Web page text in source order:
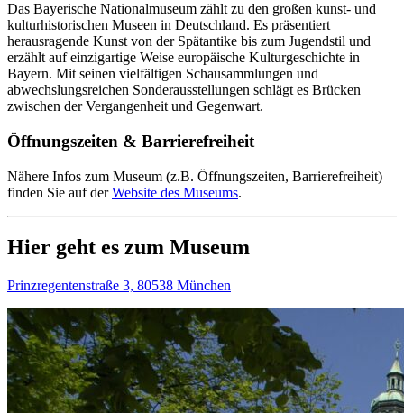
Das Bayerische Nationalmuseum zählt zu den großen kunst- und
kulturhistorischen Museen in Deutschland. Es präsentiert
herausragende Kunst von der Spätantike bis zum Jugendstil und
erzählt auf einzigartige Weise europäische Kulturgeschichte in
Bayern. Mit seinen vielfältigen Schausammlungen und
abwechslungsreichen Sonderausstellungen schlägt es Brücken
zwischen der Vergangenheit und Gegenwart.
Öffnungszeiten & Barrierefreiheit
Nähere Infos zum Museum (z.B. Öffnungszeiten, Barrierefreiheit)
finden Sie auf derWebsite des Museums.
Hier geht es zum Museum
Prinzregentenstraße 3, 80538 München